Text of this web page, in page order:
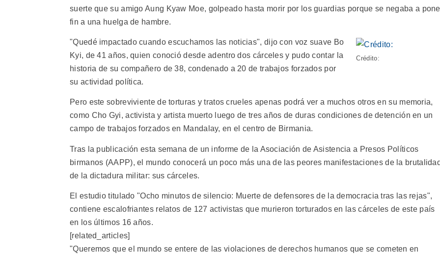
suerte que su amigo Aung Kyaw Moe, golpeado hasta morir por los guardias porque se negaba a
fin a una huelga de hambre.
Crédito:
"Quedé impactado cuando escuchamos las noticias", dijo con voz suave Bo
Kyi, de 41 años, quien conoció desde adentro dos cárceles y pudo contar la
historia de su compañero de 38, condenado a 20 de trabajos forzados por
su actividad política.
Pero este sobreviviente de torturas y tratos crueles apenas podrá ver a muchos otros en su memoria,
como Cho Gyi, activista y artista muerto luego de tres años de duras condiciones de detención en un
campo de trabajos forzados en Mandalay, en el centro de Birmania.
Tras la publicación esta semana de un informe de la Asociación de Asistencia a Presos Políticos
birmanos (AAPP), el mundo conocerá un poco más una de las peores manifestaciones de la
de la dictadura militar: sus cárceles.
El estudio titulado "Ocho minutos de silencio: Muerte de defensores de la democracia tras las rejas",
contiene escalofriantes relatos de 127 activistas que murieron torturados en las cárceles de este país
en los últimos 16 años.
[related_articles]
"Queremos que el mundo se entere de las violaciones de derechos humanos que se cometen en